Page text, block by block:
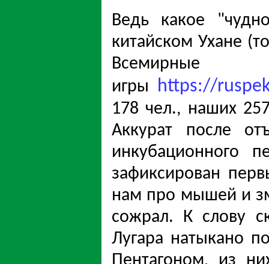
Ведь какое
китайском Ухане
игры https://
178 чел., наших
Аккурат после
инкубационного
зафиксирован
нам про мышей и
сожрал. К слову
Лугара натыкано